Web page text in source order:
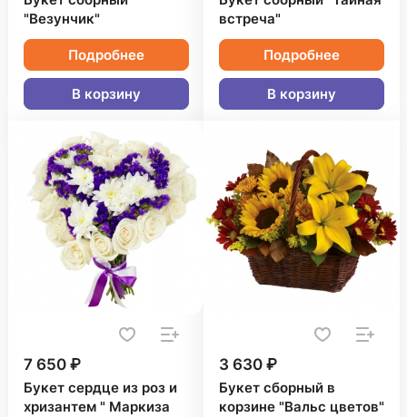
"Везунчик"
Подробнее
В корзину
встреча"
Подробнее
В корзину
7 650 ₽
Букет сердце из роз и
хризантем " Маркиза
3 630 ₽
Букет сборный в
корзине "Вальс цветов"